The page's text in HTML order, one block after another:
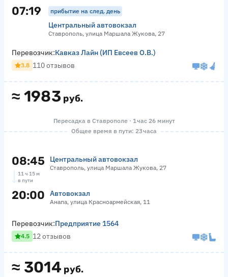
07:19 прибытие на след. день
Центральный автовокзал
Ставрополь, улица Маршала Жукова, 27
≈ 1983 руб.
Перевозчик:Кавказ Лайн (ИП Евсеев О.В.)
3.8 110 отзывов
Пересадка в Ставрополе · 1 час 26 минут
Общее время в пути: 23 часа
08:45 Центральный автовокзал
Ставрополь, улица Маршала Жукова, 27
11 ч 15 м
в пути
20:00 Автовокзал
Анапа, улица Красноармейская, 11
≈ 3014 руб.
Перевозчик:Предприятие 1564
4.5 12 отзывов